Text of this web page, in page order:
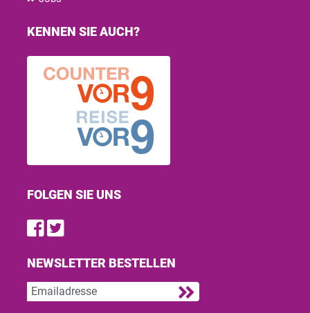
KENNEN SIE AUCH?
FOLGEN SIE UNS
Find us on Facebook
Follow us on Twitter
NEWSLETTER BESTELLEN